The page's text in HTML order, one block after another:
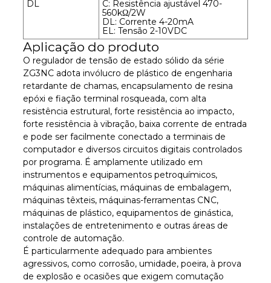
DL
C: Resistência ajustável 470-
560kΩ/2W
DL: Corrente 4-20mA
EL: Tensão 2-10VDC
Aplicação do produto
O regulador de tensão de estado sólido da série
ZG3NC adota invólucro de plástico de engenharia
retardante de chamas, encapsulamento de resina
epóxi e fiação terminal rosqueada, com alta
resistência estrutural, forte resistência ao impacto,
forte resistência à vibração, baixa corrente de entrada
e pode ser facilmente conectado a terminais de
computador e diversos circuitos digitais controlados
por programa. É amplamente utilizado em
instrumentos e equipamentos petroquímicos,
máquinas alimentícias, máquinas de embalagem,
máquinas têxteis, máquinas-ferramentas CNC,
máquinas de plástico, equipamentos de ginástica,
instalações de entretenimento e outras áreas de
controle de automação.
É particularmente adequado para ambientes
agressivos, como corrosão, umidade, poeira, à prova
de explosão e ocasiões que exigem comutação